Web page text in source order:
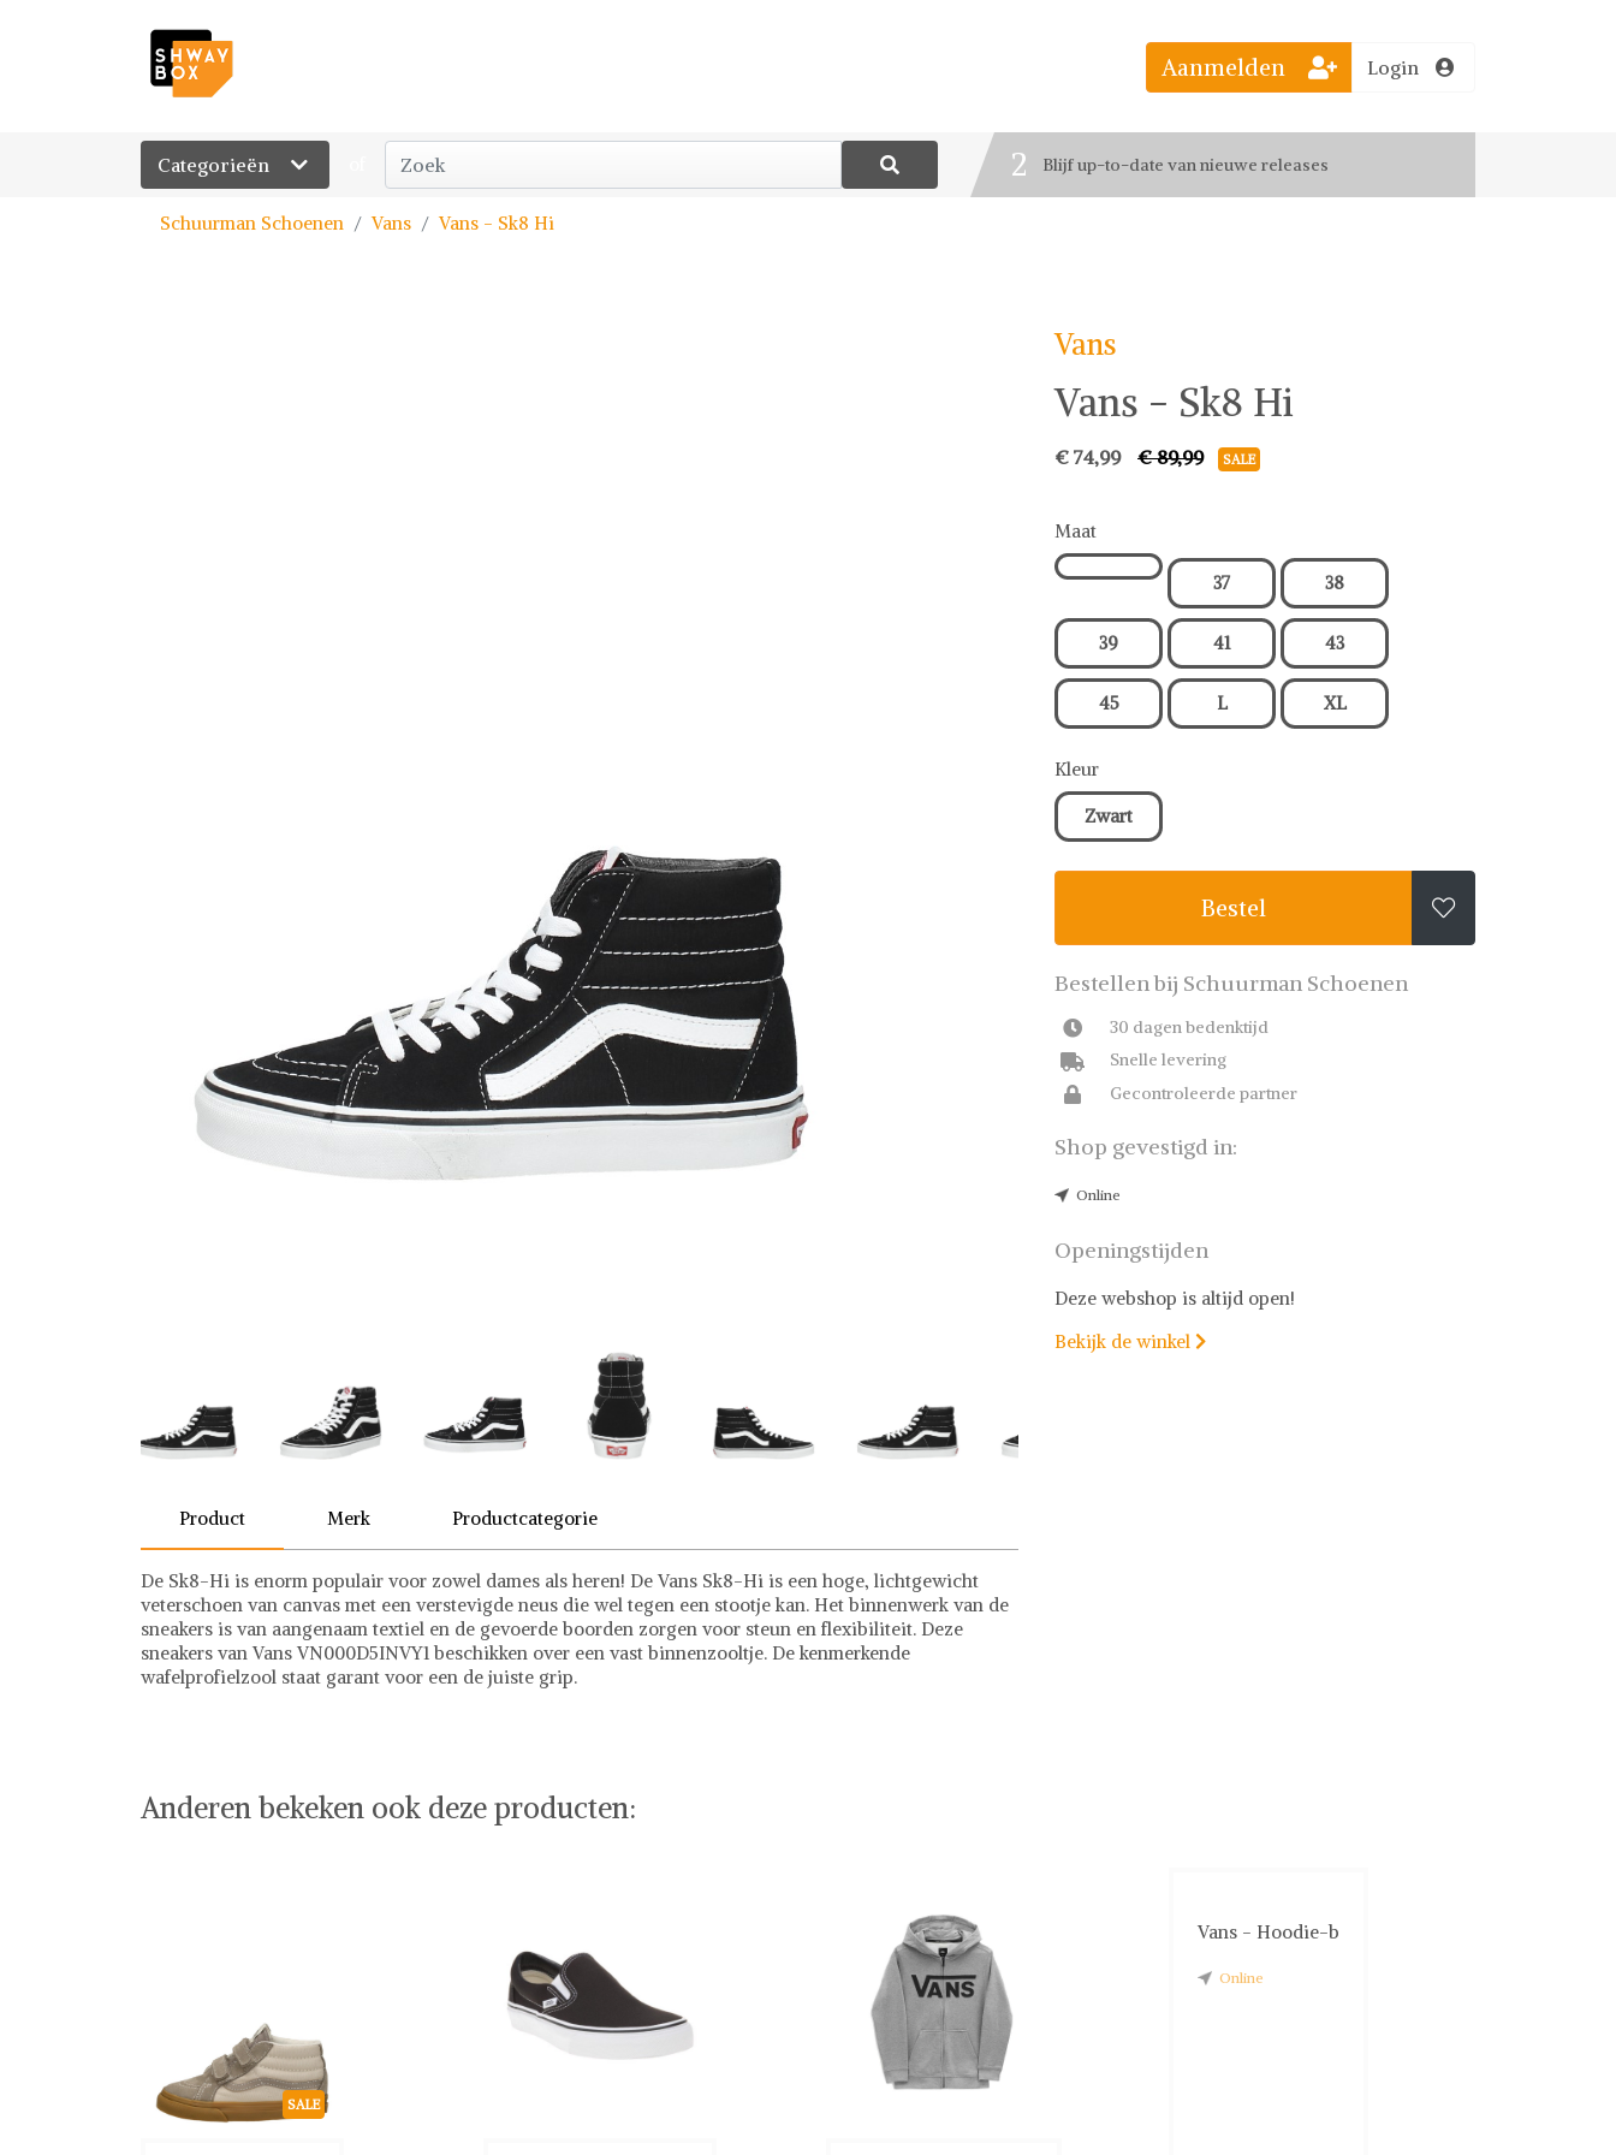
Categorieën
Bestel jouw favoriete looks
2 Blijf up-to-date van nieuwe releases
Aanmelden Login
Schuurman Schoenen Vans Vans - Sk8 Hi
Product Merk Productcategorie
De Sk8-Hi is enorm populair voor zowel dames als heren! De Vans Sk8-Hi is een hoge, lichtgewicht
veterschoen van canvas met een verstevigde neus die wel tegen een stootje kan. Het binnenwerk van de
sneakers is van aangenaam textiel en de gevoerde boorden zorgen voor steun en flexibiliteit. Deze
sneakers van Vans VN000D5INVY1 beschikken over een vast binnenzooltje. De kenmerkende
wafelprofielzool staat garant voor een de juiste grip.
Vans
Vans - Sk8 Hi
€ 74,99 € 89,99 SALE
Maat
37 38
39 41 43
45 L XL
Kleur
Zwart
Bestel 
Bestellen bij Schuurman Schoenen
30 dagen bedenktijd
Snelle levering
Gecontroleerde partner
Shop gevestigd in:
Online
Openingstijden
Deze webshop is altijd open!
Bekijk de winkel 
Anderen bekeken ook deze producten:
SALE
Vans - Hoodie-b
Online